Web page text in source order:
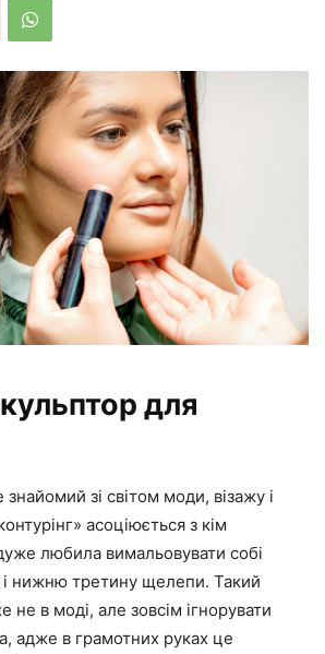
для
зі світом моди, візажу і
асоціюється з кім
любила вимальовувати собі
і нижню третину щелепи. Такий
не в моді, але зовсім ігнорувати
адже в грамотних руках це